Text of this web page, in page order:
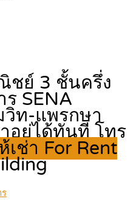
ชย์ 3 ชั้นครึ่ง
ร SENA
วิท-แพรกษา
อยู่ได้ทันที โทร
เช่า For Rent